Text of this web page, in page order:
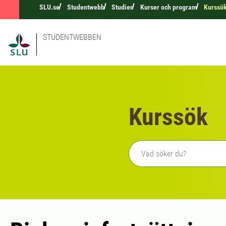
SLU.se Studentwebb Studier Kurser och program
STUDENTWEBBEN
Kurssök
Fritext sökning